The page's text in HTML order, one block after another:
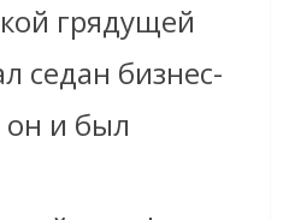
грядущей
седан бизнес-
он и был